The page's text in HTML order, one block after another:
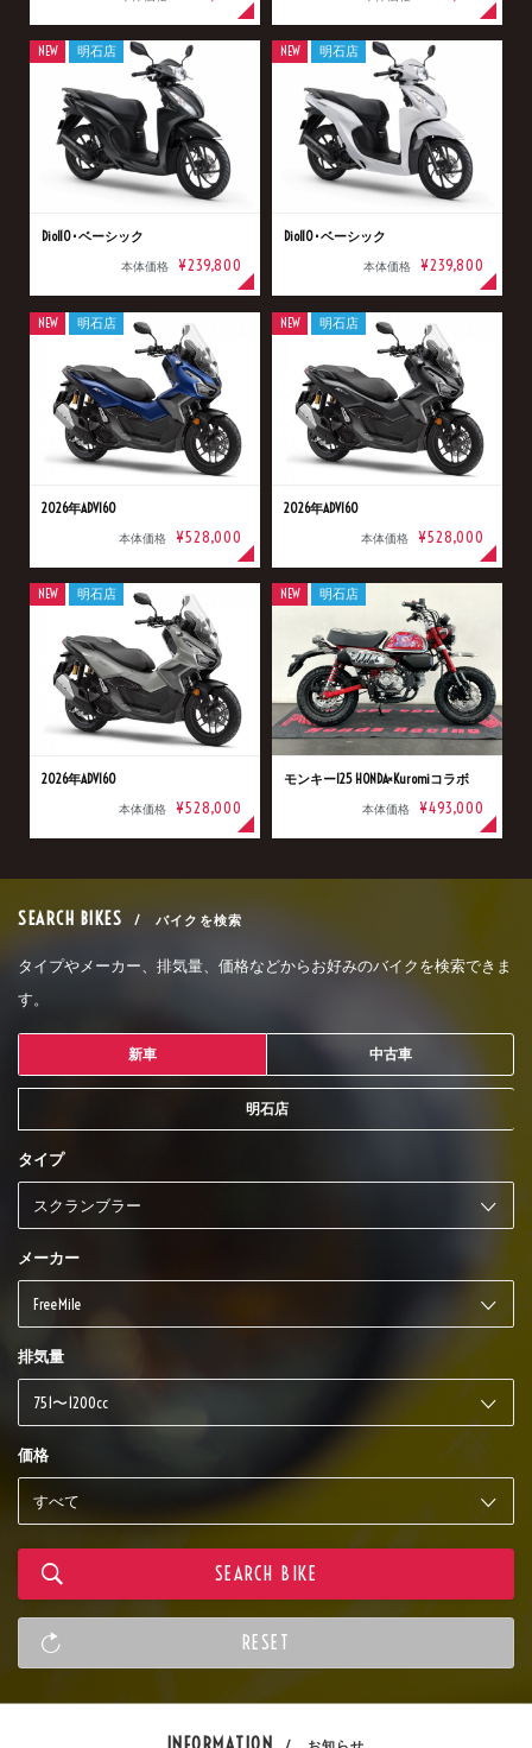
Dio110･ベーシック
本体価格 ¥239,800
NEW 明石店
Dio110･ベーシック
本体価格 ¥239,800
NEW 明石店
2026年ADV160
本体価格 ¥528,000
NEW 明石店
2026年ADV160
本体価格 ¥528,000
NEW 明石店
2026年ADV160
本体価格 ¥528,000
NEW 明石店
モンキー125 HONDA×Kuromiコラボ
本体価格 ¥493,000
NEW 明石店
SEARCH BIKES / バイクを検索
タイプやメーカー、排気量、価格などからお好みのバイクを検索できま
す。
新車 中古車
明石店
タイプ
メーカー
排気量
価格